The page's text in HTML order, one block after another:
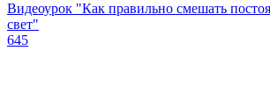
Видеоурок "Как правильно смешать
свет"
645